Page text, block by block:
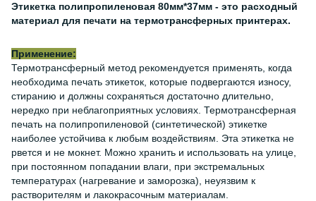
Этикетка полипропиленовая 80мм*37мм - это расходный
материал для печати на термотрансферных принтерах.
Применение:
Термотрансферный метод рекомендуется применять, когда
необходима печать этикеток, которые подвергаются износу,
стиранию и должны сохраняться достаточно длительно,
нередко при неблагоприятных условиях. Термотрансферная
печать на полипропиленовой (синтетической) этикетке
наиболее устойчива к любым воздействиям. Эта этикетка не
рвется и не мокнет. Можно хранить и использовать на улице,
при постоянном попадании влаги, при экстремальных
температурах (нагревание и заморозка), неуязвим к
растворителям и лакокрасочным материалам.